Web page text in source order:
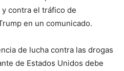
contra el tráfico de
en un comunicado.
de lucha contra las drogas
de Estados Unidos debe